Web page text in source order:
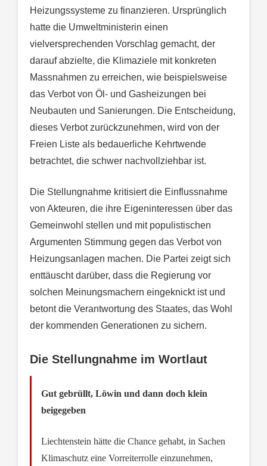
Heizungssysteme zu finanzieren. Ursprünglich
hatte die Umweltministerin einen
vielversprechenden Vorschlag gemacht, der
darauf abzielte, die Klimaziele mit konkreten
Massnahmen zu erreichen, wie beispielsweise
das Verbot von Öl- und Gasheizungen bei
Neubauten und Sanierungen. Die Entscheidung,
dieses Verbot zurückzunehmen, wird von der
Freien Liste als bedauerliche Kehrtwende
betrachtet, die schwer nachvollziehbar ist.
Die Stellungnahme kritisiert die Einflussnahme
von Akteuren, die ihre Eigeninteressen über das
Gemeinwohl stellen und mit populistischen
Argumenten Stimmung gegen das Verbot von
Heizungsanlagen machen. Die Partei zeigt sich
enttäuscht darüber, dass die Regierung vor
solchen Meinungsmachern eingeknickt ist und
betont die Verantwortung des Staates, das Wohl
der kommenden Generationen zu sichern.
Die Stellungnahme im Wortlaut
Gut gebrüllt, Löwin und dann doch klein
beigegeben
Liechtenstein hätte die Chance gehabt, in Sachen
Klimaschutz eine Vorreiterrolle einzunehmen,